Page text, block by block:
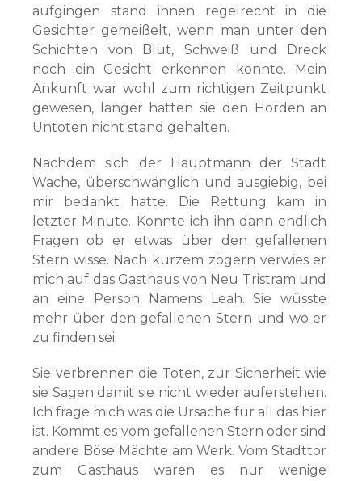
aufgingen stand ihnen regelrecht in die
Gesichter gemeißelt, wenn man unter den
Schichten von Blut, Schweiß und Dreck
noch ein Gesicht erkennen konnte. Mein
Ankunft war wohl zum richtigen Zeitpunkt
gewesen, länger hätten sie den Horden an
Untoten nicht stand gehalten.
Nachdem sich der Hauptmann der Stadt
Wache, überschwänglich und ausgiebig, bei
mir bedankt hatte. Die Rettung kam in
letzter Minute. Konnte ich ihn dann endlich
Fragen ob er etwas über den gefallenen
Stern wisse. Nach kurzem zögern verwies er
mich auf das Gasthaus von Neu Tristram und
an eine Person Namens Leah. Sie wüsste
mehr über den gefallenen Stern und wo er
zu finden sei.
Sie verbrennen die Toten, zur Sicherheit wie
sie Sagen damit sie nicht wieder auferstehen.
Ich frage mich was die Ursache für all das hier
ist. Kommt es vom gefallenen Stern oder sind
andere Böse Mächte am Werk. Vom Stadttor
zum Gasthaus waren es nur wenige